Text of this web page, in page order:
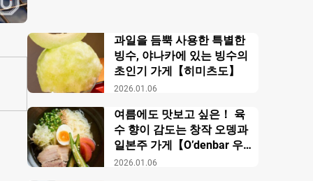
2026.01.06
과일을 듬뿍 사용한 특별한
빙수, 야나카에 있는 빙수의
초인기 가게【히미츠도】
2026.01.06
여름에도 맛보고 싶은！ 육
수 향이 감도는 창작 오뎅과
일본주 가게【O’denbar 우
마미 아자부주반】